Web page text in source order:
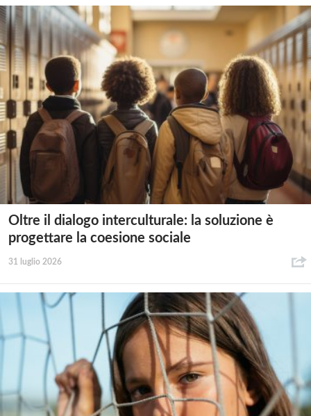
Oltre il dialogo interculturale: la soluzione è
progettare la coesione sociale
31 luglio 2026